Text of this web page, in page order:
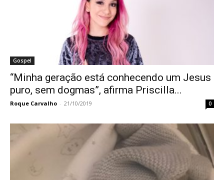
Gospel
“Minha geração está conhecendo um Jesus
puro, sem dogmas”, afirma Priscilla...
Roque Carvalho - 21/10/2019 0